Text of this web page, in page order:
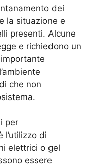
dei
la situazione e
presenti. Alcune
e richiedono un
che non
per
l’utilizzo di
elettrici o gel
essere